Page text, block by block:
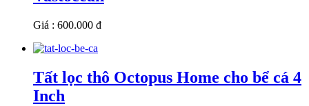
Giá : 600.000 đ
Tất lọc thô Octopus Home cho bể cá 4
Inch